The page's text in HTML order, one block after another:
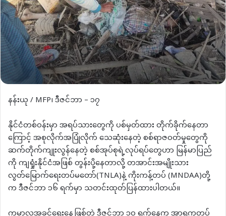
နန်းယု / MFP၊ ဒီဇင်ဘာ – ၁၇
နိုင်ငံတစ်ဝန်းမှာ အရပ်သားတွေကို ပစ်မှတ်ထား တိုက်ခိုက်နေတာ
ကြောင့် အစုလိုက်အပြုံလိုက် သေဆုံးနေတဲ့ စစ်ရာဇဝတ်မှုတွေကို
ဆက်တိုက်ကျုးလွန်နေတဲ့ စစ်အုပ်စုရဲ့လုပ်ရပ်တွေဟာ မြန်မာပြည်
ကို ကျရှုံးနိုင်ငံအဖြစ် တွန်းပို့နေတာလို့ တအာင်းအမျိုးသား
လွတ်မြောက်ရေးတပ်မတော်(TNLA)နဲ့ ကိုးကန့်တပ် (MNDAA)တို့
က ဒီဇင်ဘာ ၁၆ ရက်မှာ သတင်းထုတ်ပြန်ထားပါတယ်။